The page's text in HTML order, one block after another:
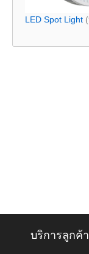
LED Spot Light
บริการลูกค้า